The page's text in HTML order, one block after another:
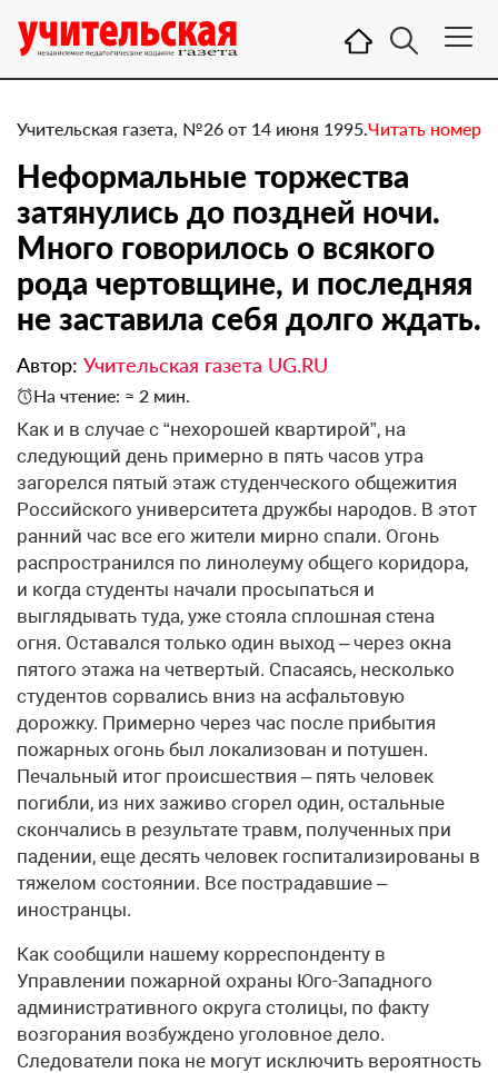
Учительская газета, №26 от 14 июня 1995.Читать номер
Неформальные торжества
затянулись до поздней ночи.
Много говорилось о всякого
рода чертовщине, и последняя
не заставила себя долго ждать.
Автор: Учительская газета UG.RU
На чтение: ≈ 2 мин.
Как и в случае с “нехорошей квартирой”, на
следующий день примерно в пять часов утра
загорелся пятый этаж студенческого общежития
Российского университета дружбы народов. В этот
ранний час все его жители мирно спали. Огонь
распространился по линолеуму общего коридора,
и когда студенты начали просыпаться и
выглядывать туда, уже стояла сплошная стена
огня. Оставался только один выход – через окна
пятого этажа на четвертый. Спасаясь, несколько
студентов сорвались вниз на асфальтовую
дорожку. Примерно через час после прибытия
пожарных огонь был локализован и потушен.
Печальный итог происшествия – пять человек
погибли, из них заживо сгорел один, остальные
скончались в результате травм, полученных при
падении, еще десять человек госпитализированы в
тяжелом состоянии. Все пострадавшие –
иностранцы.
Как сообщили нашему корреспонденту в
Управлении пожарной охраны Юго-Западного
административного округа столицы, по факту
возгорания возбуждено уголовное дело.
Следователи пока не могут исключить вероятность